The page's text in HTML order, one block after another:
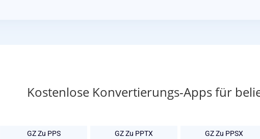
Kostenlose Konvertierungs-Apps für
GZ Zu PPS GZ Zu PPTX GZ Zu PPSX